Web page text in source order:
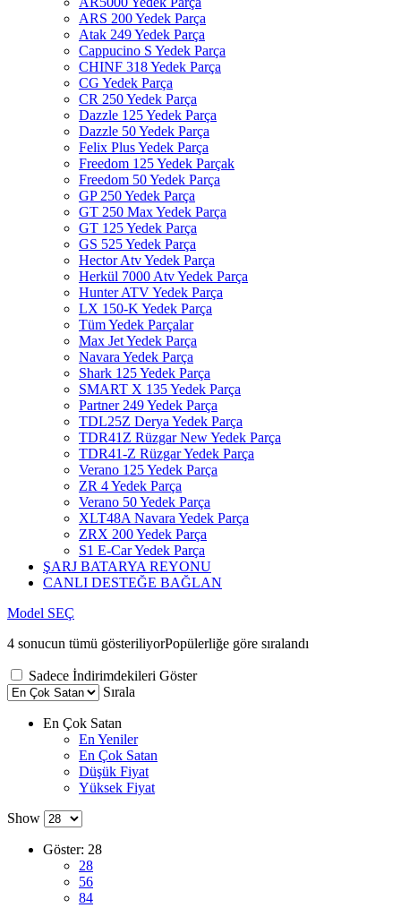
ARS 200 Yedek Parça
Atak 249 Yedek Parça
Cappucino S Yedek Parça
CHINF 318 Yedek Parça
CG Yedek Parça
CR 250 Yedek Parça
Dazzle 125 Yedek Parça
Dazzle 50 Yedek Parça
Felix Plus Yedek Parça
Freedom 125 Yedek Parçak
Freedom 50 Yedek Parça
GP 250 Yedek Parça
GT 250 Max Yedek Parça
GT 125 Yedek Parça
GS 525 Yedek Parça
Hector Atv Yedek Parça
Herkül 7000 Atv Yedek Parça
Hunter ATV Yedek Parça
LX 150-K Yedek Parça
Tüm Yedek Parçalar
Max Jet Yedek Parça
Navara Yedek Parça
Shark 125 Yedek Parça
SMART X 135 Yedek Parça
Partner 249 Yedek Parça
TDL25Z Derya Yedek Parça
TDR41Z Rüzgar New Yedek Parça
TDR41-Z Rüzgar Yedek Parça
Verano 125 Yedek Parça
ZR 4 Yedek Parça
Verano 50 Yedek Parça
XLT48A Navara Yedek Parça
ZRX 200 Yedek Parça
S1 E-Car Yedek Parça
ŞARJ BATARYA REYONU
CANLI DESTEĞE BAĞLAN
Model SEÇ
4 sonucun tümü gösteriliyorPopülerliğe göre sıralandı
Sadece İndirimdekileri Göster
Sırala
En Çok Satan
En Yeniler
En Çok Satan
Düşük Fiyat
Yüksek Fiyat
Show
Göster: 28
28
56
84